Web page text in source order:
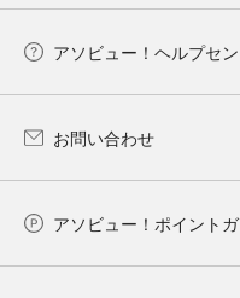
アソビュー！ヘルプセ
お問い合わせ
アソビュー！ポイント